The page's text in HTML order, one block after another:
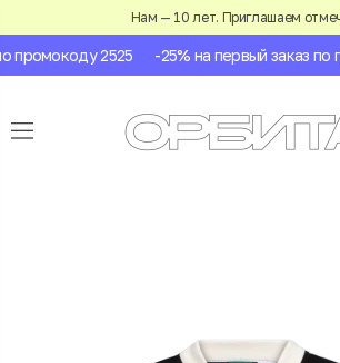
Нам — 10 лет. Приглашаем
2525 -25% на первый заказ по